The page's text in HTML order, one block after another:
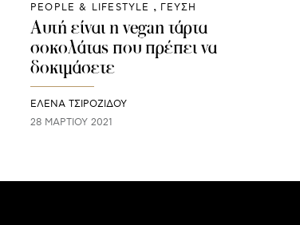
PEOPLE & LIFESTYLE ΓΕΥΣΗ
Αυτή είναι η vegan τάρτα
σοκολάτας που πρέπει να
δοκιμάσετε
ΈΛΕΝΑ ΤΣΙΡΟΖΊΔΟΥ
28 ΜΑΡΤΊΟΥ 2021